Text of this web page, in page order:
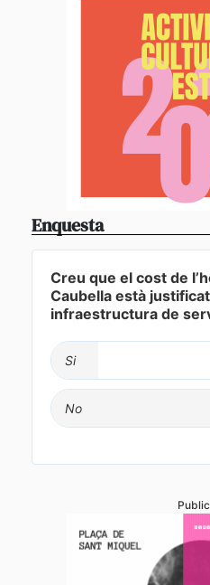
Enquesta
Creu que el cost de
Caubella està
infraestructura de
Si
No